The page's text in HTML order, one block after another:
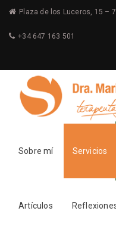
Plaza de los Luceros, 15 –
+34 647 163 501
Sobre mí Servicios
Artículos